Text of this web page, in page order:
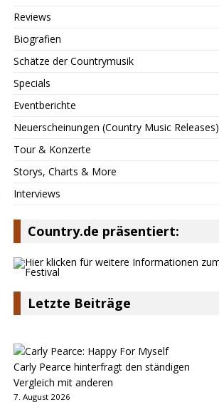
Reviews
Biografien
Schätze der Countrymusik
Specials
Eventberichte
Neuerscheinungen (Country Music Releases)
Tour & Konzerte
Storys, Charts & More
Interviews
Country.de präsentiert:
Letzte Beiträge
Carly Pearce hinterfragt den ständigen
Vergleich mit anderen
7. August 2026